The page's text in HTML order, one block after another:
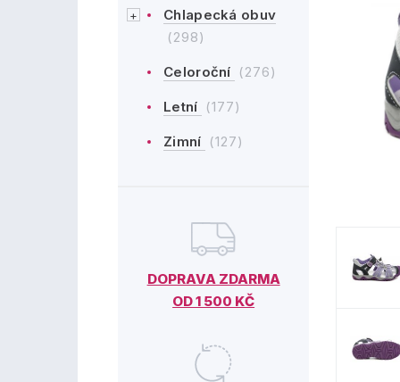
Chlapecká obuv
(298)
Celoroční (276)
Letní (177)
Zimní (127)
DOPRAVA ZDARMA
OD 1 500 KČ